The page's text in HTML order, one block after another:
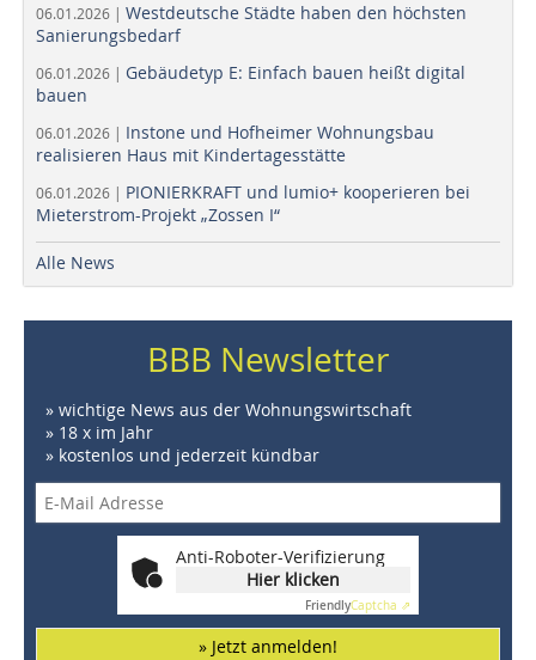
06.01.2026 | Westdeutsche Städte haben den höchsten
Sanierungsbedarf
06.01.2026 | Gebäudetyp E: Einfach bauen heißt digital
bauen
06.01.2026 | Instone und Hofheimer Wohnungsbau
realisieren Haus mit Kindertagesstätte
06.01.2026 | PIONIERKRAFT und lumio+ kooperieren bei
Mieterstrom-Projekt „Zossen I“
Alle News
BBB Newsletter
» wichtige News aus der Wohnungswirtschaft
» 18 x im Jahr
» kostenlos und jederzeit kündbar
Anti-Roboter-Verifizierung
Hier klicken
FriendlyCaptcha ⇗
» Jetzt anmelden!